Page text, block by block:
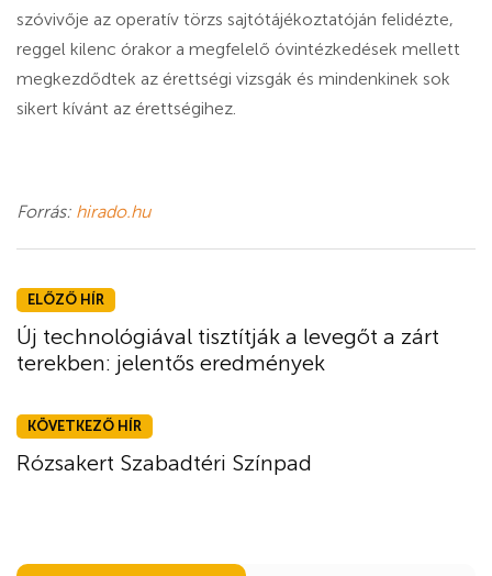
szóvivője az operatív törzs sajtótájékoztatóján felidézte,
reggel kilenc órakor a megfelelő óvintézkedések mellett
megkezdődtek az érettségi vizsgák és mindenkinek sok
sikert kívánt az érettségihez.
Forrás: hirado.hu
ELŐZŐ HÍR
Új technológiával tisztítják a levegőt a zárt
terekben: jelentős eredmények
KÖVETKEZŐ HÍR
Rózsakert Szabadtéri Színpad